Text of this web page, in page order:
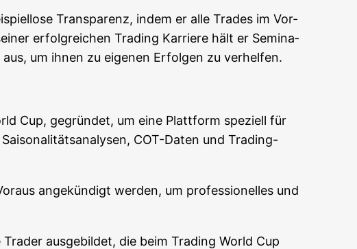
Trans­pa­renz, indem er alle Trades im Vor­
erfolg­rei­chen Tra­ding Kar­rie­re hält er Semi­na­
um ihnen zu eige­nen Erfol­gen zu verhelfen.
Cup, gegrün­det, um eine Platt­form spe­zi­ell für
COT-Daten und Tra­ding-
ange­kün­digt wer­den, um pro­fes­sio­nel­les und
aus­ge­bil­det, die beim Tra­ding World Cup